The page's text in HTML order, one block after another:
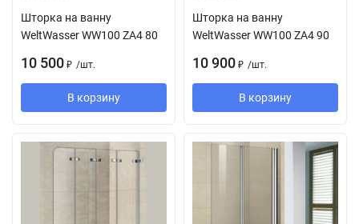
Шторка на ванну
WeltWasser WW100 ZA4 80
10 500 ₽ /шт.
В корзину
Шторка на ванну
WeltWasser WW100 ZA4 90
10 900 ₽ /шт.
В корзину